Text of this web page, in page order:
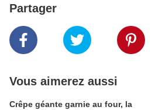
Partager
Vous aimerez aussi
Crêpe géante garnie au four, la